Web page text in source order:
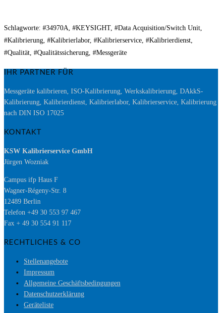
Schlagworte: #34970A, #KEYSIGHT, #Data Acquisition/Switch Unit,
#Kalibrierung, #Kalibrierlabor, #Kalibrierservice, #Kalibrierdienst,
#Qualität, #Qualitätssicherung, #Messgeräte
IHR PARTNER FÜR
Messgeräte kalibrieren, ISO-Kalibrierung, Werkskalibrierung, DAkkS-
Kalibrierung, Kalibrierdienst, Kalibrierlabor, Kalibrierservice, Kalibrierung
nach DIN ISO 17025
KONTAKT
KSW Kalibrierservice GmbH
Jürgen Wozniak
Campus ifp Haus F
Wagner-Régeny-Str. 8
12489 Berlin
Telefon +49 30 553 97 467
Fax + 49 30 554 91 117
RECHTLICHES & CO
Stellenangebote
Impressum
Allgemeine Geschäftsbedingungen
Datenschutzerklärung
Geräteliste